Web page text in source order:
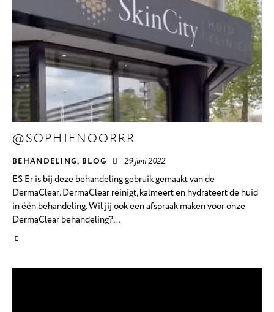
@SOPHIENOORRR
BEHANDELING, BLOG 29 juni 2022
ES Er is bij deze behandeling gebruik gemaakt van de
DermaClear. DermaClear reinigt, kalmeert en hydrateert de huid
in één behandeling. Wil jij ook een afspraak maken voor onze
DermaClear behandeling?…